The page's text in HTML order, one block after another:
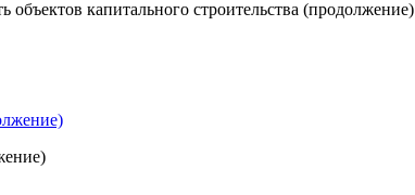
объектов капитального строительства (продолжение)